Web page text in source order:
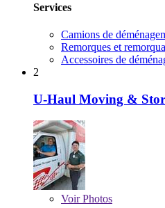
Services
Camions de
Remorques et
Accessoires de
2
U-Haul Moving &
VoirPhotos